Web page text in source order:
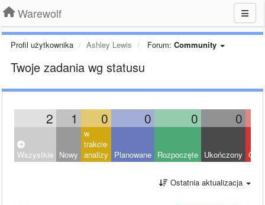
Warewolf
Profil użytkownika Ashley Lewis Forum: Community
Twoje zadania wg statusu
2 1 0 0 0 0
Wszystkie Nowy
w
trakcie
analizy
Planowane Rozpoczęte Ukończony
Ostatnia aktualizacja